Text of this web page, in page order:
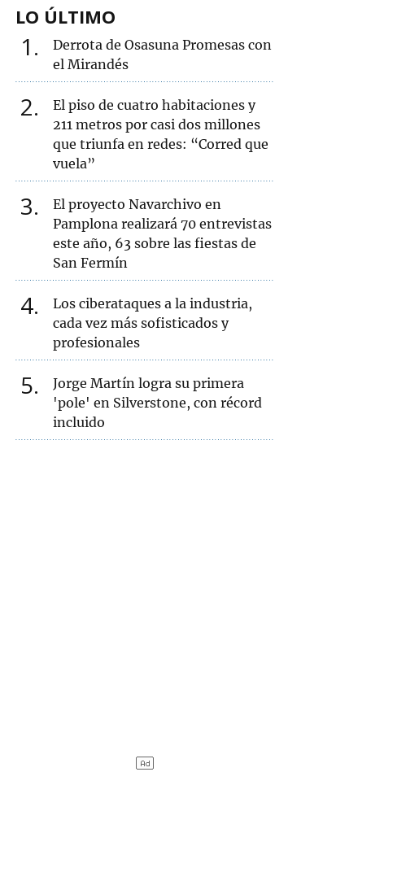
LO ÚLTIMO
1
Derrota de Osasuna Promesas con
el Mirandés
2
El piso de cuatro habitaciones y
211 metros por casi dos millones
que triunfa en redes: “Corred que
vuela”
3
El proyecto Navarchivo en
Pamplona realizará 70 entrevistas
este año, 63 sobre las fiestas de
San Fermín
4
Los ciberataques a la industria,
cada vez más sofisticados y
profesionales
5
Jorge Martín logra su primera
'pole' en Silverstone, con récord
incluido